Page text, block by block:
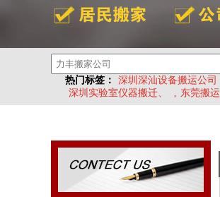
热门标签： 深圳深汕设备搬运公司
深圳实验室仪器搬迁、
, 东莞搬